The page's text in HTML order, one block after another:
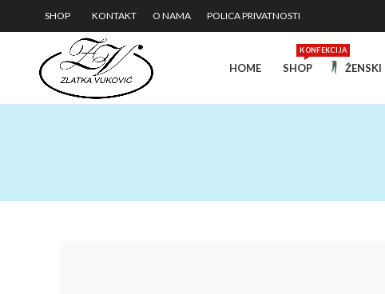
SHOP KONTAKT O NAMA POLICA PRIVATNOSTI
HOME SHOP
KONFEKCIJA
ŽENSKI